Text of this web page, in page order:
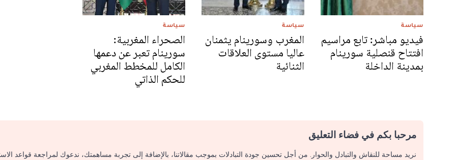
سياسة
فيديو مباشر: تابع مراسيم
افتتاح قنصلية سورينام
بمدينة الداخلة
سياسة
المغرب وسورينام يثمنان
عاليا مستوى العلاقات
الثنائية
سياسة
الصحراء المغربية:
سورينام تعبر عن دعمها
الكامل للمخطط المغربي
للحكم الذاتي
مرحبا بكم في فضاء التعليق
نريد مساحة للنقاش والتبادل والحوار. من أجل تحسين جودة التبادلات بموجب مقالاتنا، بالإضافة إلى تجربة مساهمتك، ندعوك لمراجعة قواعد